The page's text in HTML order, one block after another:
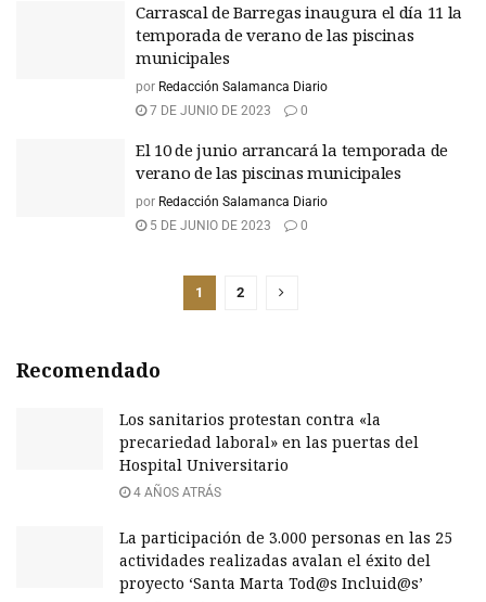
Carrascal de Barregas inaugura el día 11 la
temporada de verano de las piscinas
municipales
por Redacción Salamanca Diario
7 DE JUNIO DE 2023
0
El 10 de junio arrancará la temporada de
verano de las piscinas municipales
por Redacción Salamanca Diario
5 DE JUNIO DE 2023
0
1 2
Recomendado
Los sanitarios protestan contra «la
precariedad laboral» en las puertas del
Hospital Universitario
4 AÑOS ATRÁS
La participación de 3.000 personas en las 25
actividades realizadas avalan el éxito del
proyecto ‘Santa Marta Tod@s Incluid@s’